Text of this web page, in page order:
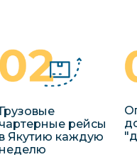
Грузовые
чартерные рейсы
в Якутию каждую
неделю